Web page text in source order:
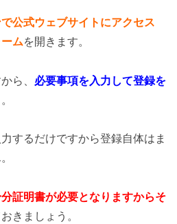
公式ウェブサイトにアクセス
ムを開きます。
ら、 必要事項を入力して登録を
するだけですから登録自体はま
証明書が必要となりますからそ
きましょう。